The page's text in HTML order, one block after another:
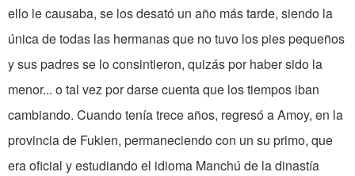
ello le causaba, se los desató un año más tarde, siendo la
única de todas las hermanas que no tuvo los pies pequeños
y sus padres se lo consintieron, quizás por haber sido la
menor... o tal vez por darse cuenta que los tiempos iban
cambiando. Cuando tenía trece años, regresó a Amoy, en la
provincia de Fukien, permaneciendo con un su primo, que
era oficial y estudiando el idioma Manchú de la dinastía